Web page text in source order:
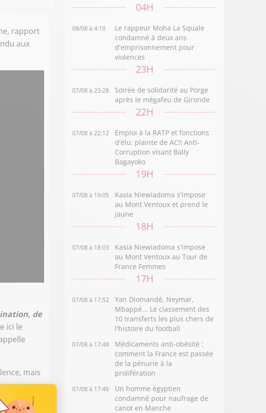
rapport
aux
de
ici le
mais
04H
08/08 à 4:10
Le rappeur Moha La Squale
condamné à deux ans
d'emprisonnement pour
violences
23H
07/08 à 23:28
Soirée de solidarité au Porge
après le mégafeu de Gironde
22H
07/08 à 22:12
Emploi à la RATP et fonctions
d'élu: plainte de AC!! Anti-
Corruption visant Bally
Bagayoko
19H
07/08 à 19:05
Kasia Niewiadoma s'impose
au Mont Ventoux et prend le
jaune
18H
07/08 à 18:03
Kasia Niewiadoma s'impose
au Mont Ventoux au Tour de
France Femmes
17H
07/08 à 17:52
Yan Diomandé, Neymar,
Mbappé... Le classement des
10 transferts les plus chers de
l'histoire du football
07/08 à 17:48
Médicaments anti-obésité :
comment la France est passée
de la pénurie à la
prolifération
07/08 à 17:46
Un homme égyptien
condamné pour naufrage de
canot en Manche